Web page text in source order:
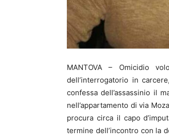
MANTOVA – Omicidio
dell’interrogatorio in
confessa dell’assassinio il
nell’appartamento di via
procura circa il capo
termine dell’incontro con la